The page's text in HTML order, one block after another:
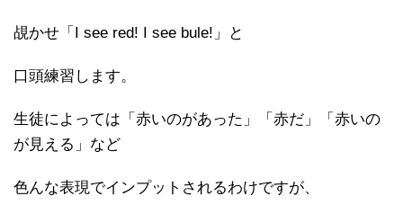
覘かせ「I see red! I see bule!」と
口頭練習します。
生徒によっては「赤いのがあった」「赤だ」「赤いの
が見える」など
色んな表現でインプットされるわけですが、